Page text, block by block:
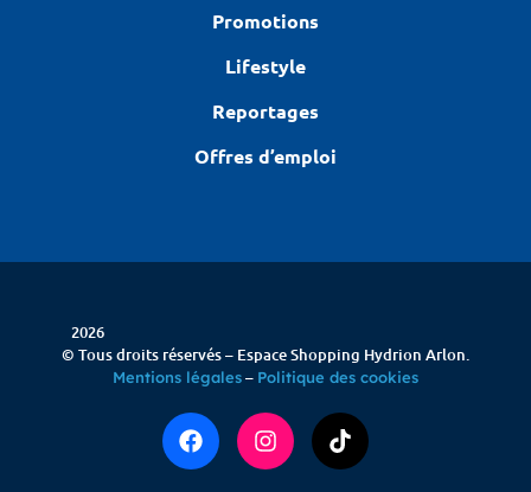
Promotions
Lifestyle
Reportages
Offres d’emploi
2026
© Tous droits réservés – Espace Shopping Hydrion Arlon.
Mentions légales– Politique des cookies